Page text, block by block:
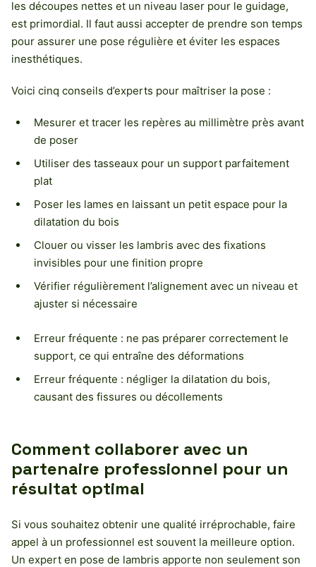
les découpes nettes et un niveau laser pour le guidage,
est primordial. Il faut aussi accepter de prendre son temps
pour assurer une pose régulière et éviter les espaces
inesthétiques.
Voici cinq conseils d’experts pour maîtriser la pose :
Mesurer et tracer les repères au millimètre près avant
de poser
Utiliser des tasseaux pour un support parfaitement
plat
Poser les lames en laissant un petit espace pour la
dilatation du bois
Clouer ou visser les lambris avec des fixations
invisibles pour une finition propre
Vérifier régulièrement l’alignement avec un niveau et
ajuster si nécessaire
Erreur fréquente : ne pas préparer correctement le
support, ce qui entraîne des déformations
Erreur fréquente : négliger la dilatation du bois,
causant des fissures ou décollements
Comment collaborer avec un
partenaire professionnel pour un
résultat optimal
Si vous souhaitez obtenir une qualité irréprochable, faire
appel à un professionnel est souvent la meilleure option.
Un expert en pose de lambris apporte non seulement son